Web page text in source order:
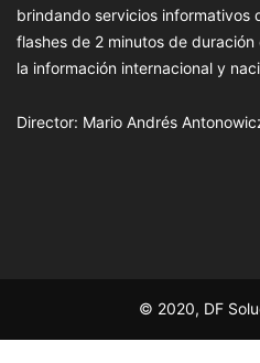
brindando servicios informativos
flashes de 2 minutos de
la información internacional y
Director: Mario Andrés
© 2020, DF